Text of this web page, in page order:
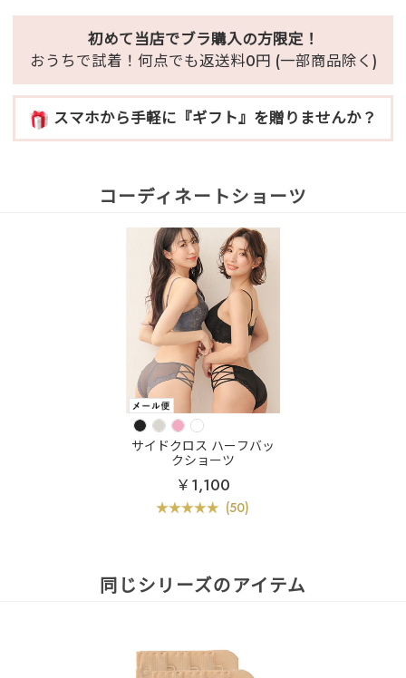
初めて当店でブラ購入の方限定！
おうちで試着！何点でも返送料0円 (一部商品除く)
スマホから手軽に『ギフト』を贈りませんか？
コーディネートショーツ
サイドクロス ハーフバッ
クショーツ
￥1,100
(50)
同じシリーズのアイテム